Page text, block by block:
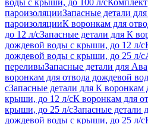
воды с крыши, до 100 л/с
пароизоляцииЗапасные детали
пароизоляцииК воронкам для
до 12 л/сЗапасные детали для К
дождевой воды с крыши, до 12 л/с
дождевой воды с крыши, до 25 л/с
переливыЗапасные детали для
воронкам для отвода дождевой
сЗапасные детали для К
крыши, до 12 л/сК воронкам для
крыши, до 25 л/сЗапасные детали
дождевой воды с крыши, до 25 л/с